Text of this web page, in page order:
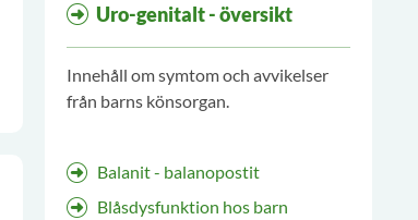
Uro-genitalt - översikt
Innehåll om symtom och avvikelser
från barns könsorgan.
Balanit - balanopostit
Blåsdysfunktion hos barn